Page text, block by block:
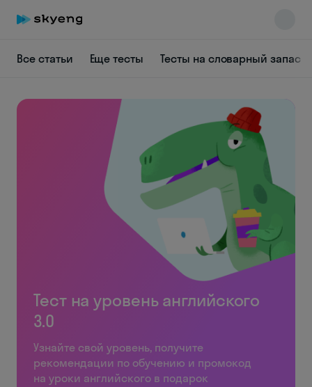
Все статьи Еще тесты Тесты на словарный запас
Тест на уровень английского
3.0
Узнайте свой уровень, получите
рекомендации по обучению и промокод
на уроки английского в подарок